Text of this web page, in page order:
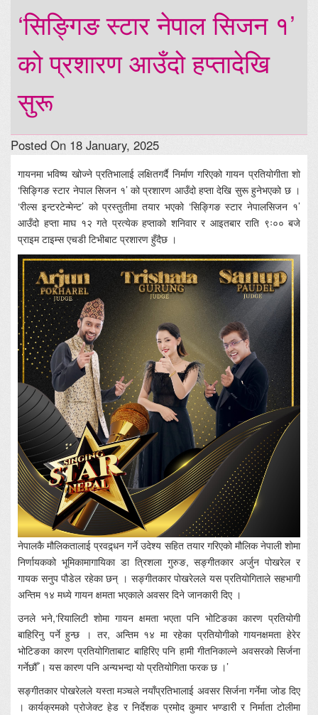
‘सिङ्गिङ स्टार नेपाल सिजन १’
को प्रशारण आउँदो हप्तादेखि
सुरू
Posted On 18 January, 2025
गायनमा भविष्य खोज्ने प्रतिभालाई लक्षितगर्दै निर्माण गरिएको गायन प्रतियोगीता शो
‘सिङ्गिङ स्टार नेपाल सिजन १’ को प्रशारण आउँदो हप्ता देखि सुरू हुनेभएको छ ।
‘रील्स इन्टरटेन्मेन्ट’ को प्रस्तुतीमा तयार भएको ‘सिङ्गिङ स्टार नेपालसिजन १’
आउँदो हप्ता माघ १२ गते प्रत्येक हप्ताको शनिवार र आइतबार राति ९ः०० बजे
प्राइम टाइम्स एचडी टिभीबाट प्रशारण हुँदैछ ।
नेपालकै मौलिकतालाई प्रवद्र्धन गर्ने उदेश्य सहित तयार गरिएको मौलिक नेपाली शोमा
निर्णायकको भूमिकामागायिका डा त्रिशला गुरुङ, सङ्गीतकार अर्जुन पोखरेल र
गायक सनुप पौडेल रहेका छन् । सङ्गीतकार पोखरेलले यस प्रतियोगिताले सहभागी
अन्तिम १४ मध्ये गायन क्षमता भएकाले अवसर दिने जानकारी दिए ।
उनले भने,‘रियालिटी शोमा गायन क्षमता भएता पनि भोटिङका कारण प्रतियोगी
बाहिरिनु पर्ने हुन्छ । तर, अन्तिम १४ मा रहेका प्रतियोगीको गायनक्षमता हेरेर
भोटिङका कारण प्रतियोगिताबाट बाहिरिए पनि हामी गीतनिकाल्ने अवसरको सिर्जना
गर्नेछौँ । यस कारण पनि अन्यभन्दा यो प्रतियोगिता फरक छ ।’
सङ्गीतकार पोखरेलले यस्ता मञ्चले नयाँप्रतिभालाई अवसर सिर्जना गर्नेमा जोड दिए
। कार्यक्रमको प्रोजेक्ट हेड र निर्देशक प्रमोद कुमार भण्डारी र निर्माता टोलीमा